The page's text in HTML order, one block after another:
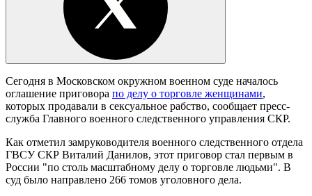
Сегодня в Московском окружном военном суде началось
оглашение приговора по делу о торговле женщинами,
которых продавали в сексуальное рабство, сообщает пресс-
служба Главного военного следственного управления СКР.
Как отметил замруководителя военного следственного отдела
ГВСУ СКР Виталий Данилов, этот приговор стал первым в
России "по столь масштабному делу о торговле людьми". В
суд было направлено 266 томов уголовного дела.